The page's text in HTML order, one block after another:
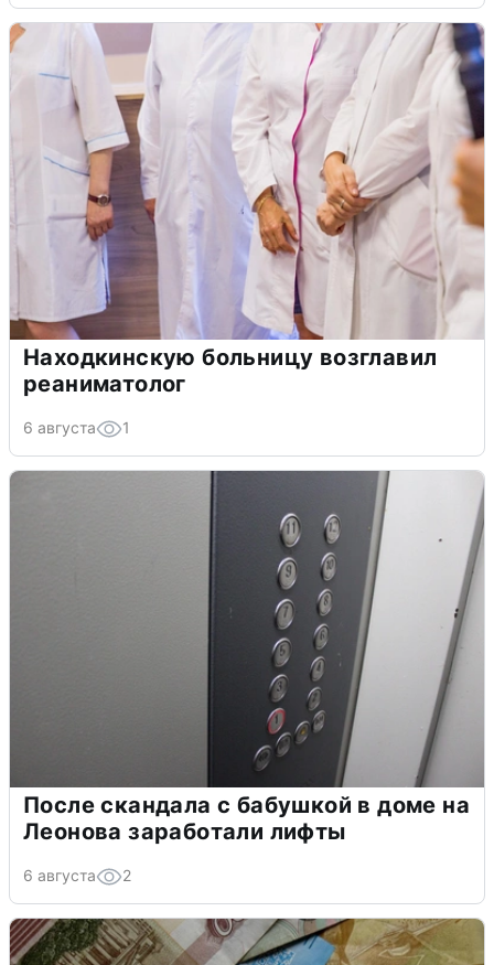
Находкинскую больницу возглавил
реаниматолог
6 августа 1
После скандала с бабушкой в доме на
Леонова заработали лифты
6 августа 2